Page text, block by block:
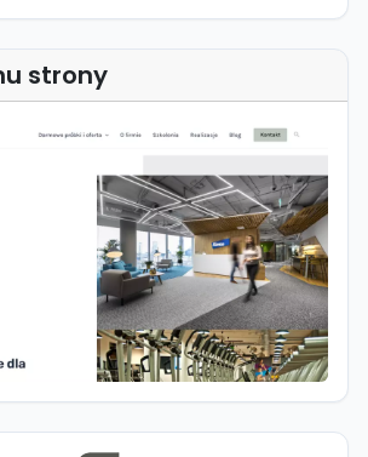
strony